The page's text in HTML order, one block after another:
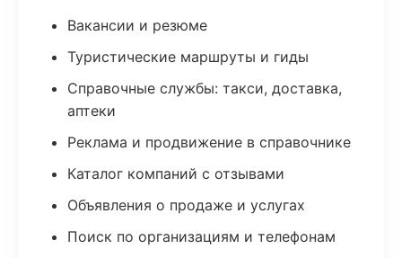
Вакансии и резюме
Туристические маршруты и гиды
Справочные службы: такси, доставка,
аптеки
Реклама и продвижение в справочнике
Каталог компаний с отзывами
Объявления о продаже и услугах
Поиск по организациям и телефонам